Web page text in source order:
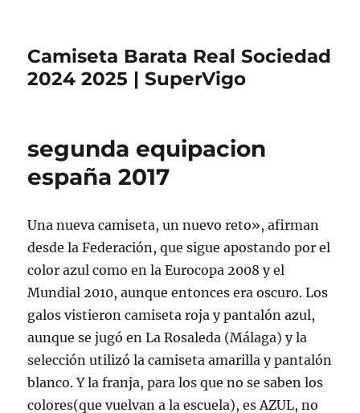
Camiseta Barata Real Sociedad
2024 2025 | SuperVigo
segunda equipacion
españa 2017
Una nueva camiseta, un nuevo reto», afirman
desde la Federación, que sigue apostando por el
color azul como en la Eurocopa 2008 y el
Mundial 2010, aunque entonces era oscuro. Los
galos vistieron camiseta roja y pantalón azul,
aunque se jugó en La Rosaleda (Málaga) y la
selección utilizó la camiseta amarilla y pantalón
blanco. Y la franja, para los que no se saben los
colores(que vuelvan a la escuela), es AZUL, no